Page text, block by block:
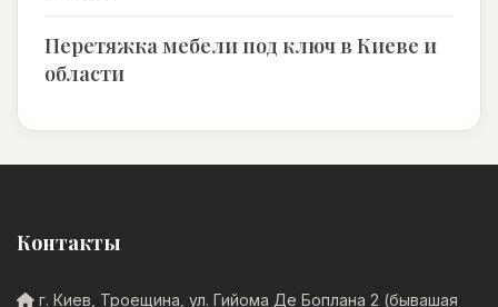
Перетяжка мебели под ключ в Киеве и
области
Контакты
г. Киев, Троещина, ул. Гийома Де Боплана 2 (бывашая